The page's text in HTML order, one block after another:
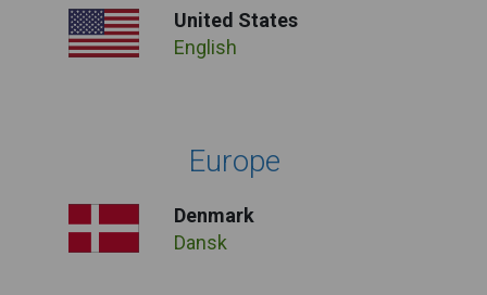
United States
English
Europe
Denmark
Dansk